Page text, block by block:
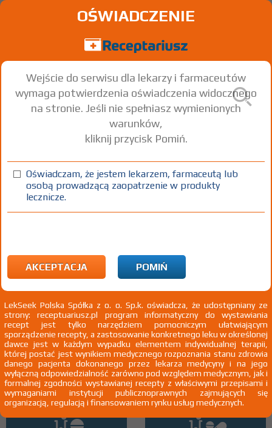
Octocog alpha
inj. [prosz.+ rozp.] 1 500 j.m. 1 zest.
CHB
B(1)
Wszystkie dawki leku ATC
OŚWIADCZENIE
Wejście do serwisu dla lekarzy i farmaceutów
wymaga potwierdzenia oświadczenia widocznego
na stronie. Jeśli nie spełniasz wymienionych
warunków,
kliknij przycisk Pomiń.
Oświadczam, że jestem lekarzem, farmaceutą lub
osobą prowadzącą zaopatrzenie w produkty
lecznicze.
AKCEPTACJA POMIŃ
LekSeek Polska Spółka z o. o. Sp.k. oświadcza, że udostępniany ze
strony: receptuariusz.pl program informatyczny do wystawiania
recept jest tylko narzędziem pomocniczym ułatwiającym
sporządzenie recepty, a zastosowanie konkretnego leku w określonej
dawce jest w każdym wypadku elementem indywidualnej terapii,
której postać jest wynikiem medycznego rozpoznania stanu zdrowia
danego pacjenta dokonanego przez lekarza medycyny i na jego
wyłączną odpowiedzialność zarówno pod względem medycznym, jak i
formalnej zgodności wystawianej recepty z właściwymi przepisami i
wymaganiami instytucji publicznoprawnych zajmujących się
organizacją, regulacją i finansowaniem rynku usług medycznych.